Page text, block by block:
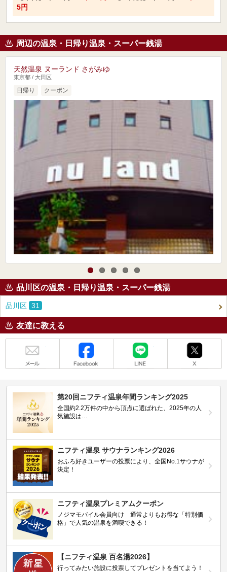
5円
周辺の温泉・日帰り温泉・スーパー銭湯
天然温泉 ヌーランド さがみゆ
東京都 / 大田区
日帰り クーポン
品川区の温泉・日帰り温泉・スーパー銭湯
品川区 31
友達に教える
第20回ニフティ温泉年間ランキング2025
全国約2.2万件の中から頂点に選ばれた、2025年の人
気施設は…
ニフティ温泉 サウナランキング2026
おふろ好きユーザーの投票により、全国No.1サウナが
決定！
ニフティ温泉プレミアムクーポン
ノジマモバイル会員向け 通常よりもお得な「特別価
格」で人気の温泉を満喫できる！
【ニフティ温泉 百名湯2026】
行ってみたい施設に投票してプレゼントを当てよう！